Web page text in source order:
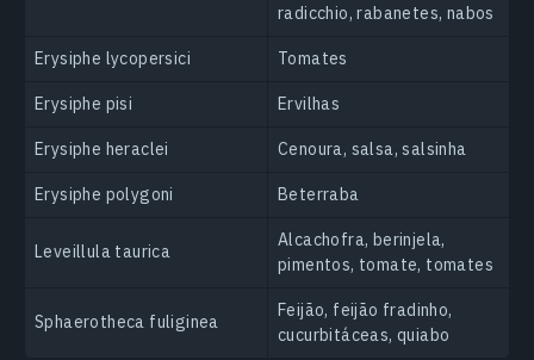
radicchio, rabanetes, nabos
Erysiphe lycopersici Tomates
Erysiphe pisi Ervilhas
Erysiphe heraclei Cenoura, salsa, salsinha
Erysiphe polygoni Beterraba
Leveillula taurica
Alcachofra, berinjela,
pimentos, tomate, tomates
Sphaerotheca fuliginea
Feijão, feijão fradinho,
cucurbitáceas, quiabo